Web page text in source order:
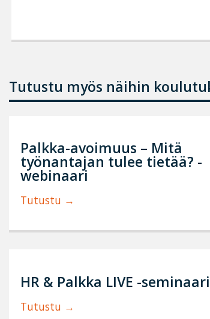
Tutustu myös näihin
Palkka-avoimuus – Mitä
työnantajan tulee tietää? -
webinaari
Tutustu
HR & Palkka LIVE -seminaari
Tutustu